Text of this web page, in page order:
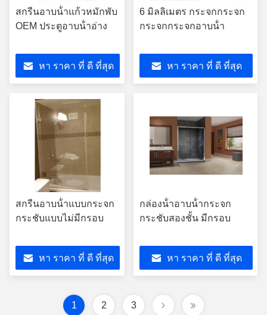
สกรีนอาบน้ําแก้วหมักพับ
OEM ประตูอาบน้ําอ่าง
หา ราคา ที่ ดี ที่สุด
6 มิลลิเมตร กระจกกระจก
กระจกกระจกอาบน้ํา
หา ราคา ที่ ดี ที่สุด
สกรีนอาบน้ําแบบกระจก
กระชับแบบไม่มีกรอบ
หา ราคา ที่ ดี ที่สุด
กล่องน้ําอาบน้ํากระจก
กระชับสองชั้น มีกรอบ
หา ราคา ที่ ดี ที่สุด
1 2 3